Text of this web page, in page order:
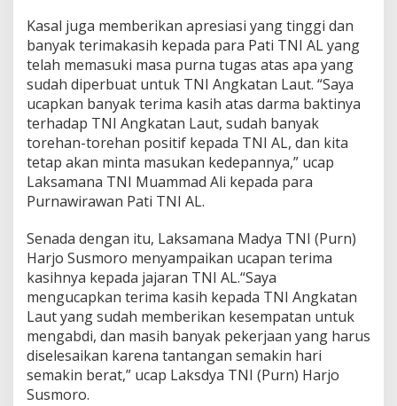
a
s
a
P
u
r
a
T
u
g
a
s
Kasal juga memberikan apresiasi yang tinggi dan
banyak terimakasih kepada para Pati TNI AL yang
telah memasuki masa purna tugas atas apa yang
sudah diperbuat untuk TNI Angkatan Laut. “Saya
ucapkan banyak terima kasih atas darma baktinya
terhadap TNI Angkatan Laut, sudah banyak
torehan-torehan positif kepada TNI AL, dan kita
tetap akan minta masukan kedepannya,” ucap
Laksamana TNI Muammad Ali kepada para
Purnawirawan Pati TNI AL.
Senada dengan itu, Laksamana Madya TNI (Purn)
Harjo Susmoro menyampaikan ucapan terima
kasihnya kepada jajaran TNI AL.“Saya
mengucapkan terima kasih kepada TNI Angkatan
Laut yang sudah memberikan kesempatan untuk
mengabdi, dan masih banyak pekerjaan yang harus
diselesaikan karena tantangan semakin hari
semakin berat,” ucap Laksdya TNI (Purn) Harjo
Susmoro.